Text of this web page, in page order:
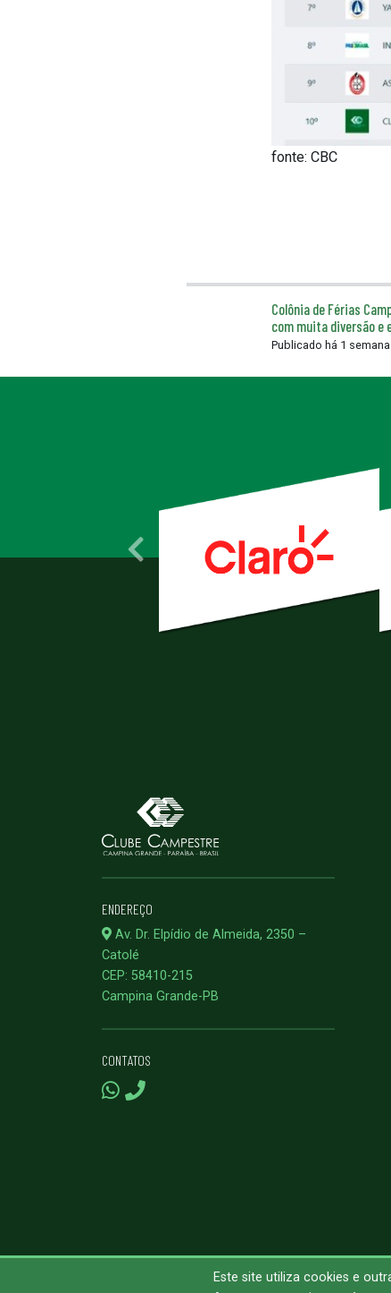
fonte: CBC
Colônia de Férias
com muita diversão e
Publicado há 1 semana
ENDEREÇO
Av. Dr. Elpídio de Almeida, 2350 –
Catolé
CEP: 58410-215
Campina Grande-PB
CONTATOS
Este site utiliza cookies e